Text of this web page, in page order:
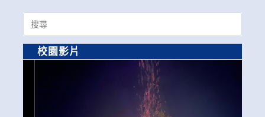
Search
for:
校園影片